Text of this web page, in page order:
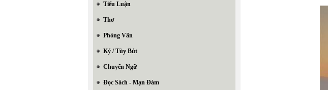
Tiểu Luận
Thơ
Phỏng Vấn
Ký / Tùy Bút
Chuyển Ngữ
Đọc Sách - Mạn Đàm